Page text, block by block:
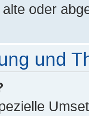
oder
und